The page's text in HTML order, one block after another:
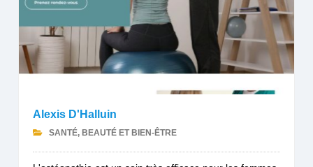
Alexis D'Halluin
SANTÉ, BEAUTÉ ET BIEN-ÊTRE